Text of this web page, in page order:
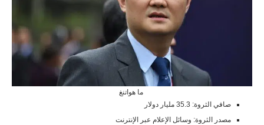
ما هواتنغ
صافي الثروة: 35.3 مليار دولار
مصدر الثروة: وسائل الإعلام عبر الإنترنت